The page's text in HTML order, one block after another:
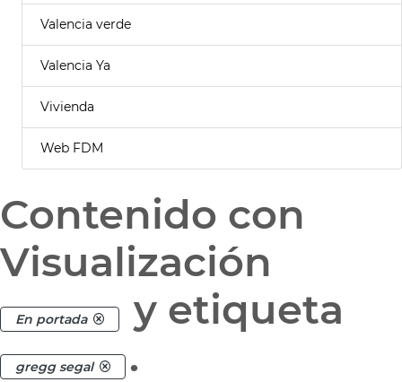
Valencia verde
Valencia Ya
Vivienda
Web FDM
Contenido con
Visualización
En portada y etiqueta
gregg segal .